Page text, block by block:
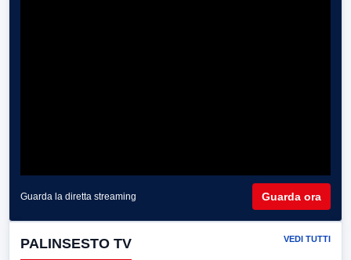
Guarda la diretta streaming Guarda ora
PALINSESTO TV VEDI TUTTI